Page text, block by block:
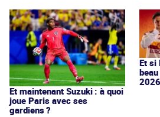
Et maintenant Suzuki : à quoi
joue Paris avec ses
gardiens ?
Et si